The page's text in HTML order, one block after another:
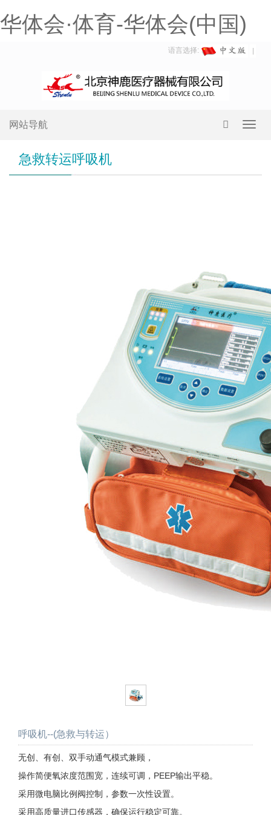
华体会·体育-华体会(中国)
语言选择:
网站导航
急救转运呼吸机
呼吸机--(急救与转运）
无创、有创、双手动通气模式兼顾，
操作简便氧浓度范围宽，连续可调，PEEP输出平稳。
采用微电脑比例阀控制，参数一次性设置。
采用高质量进口传感器，确保运行稳定可靠。